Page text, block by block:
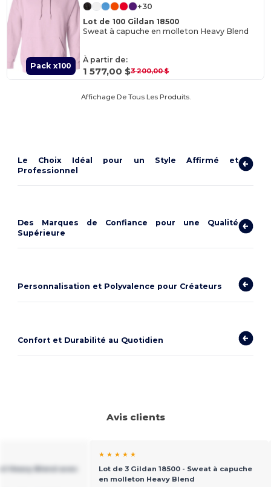
Pack x100
+30
Lot de 100 Gildan 18500
Sweat à capuche en molleton Heavy Blend
À partir de:
1 577,00 $3 200,00 $
Affichage De Tous Les Produits.
Le Choix Idéal pour un Style Affirmé et
Professionnel
Des Marques de Confiance pour une Qualité
Supérieure
Personnalisation et Polyvalence pour Créateurs
Confort et Durabilité au Quotidien
Avis clients
Heavy Blend avec
★ ★ ★ ★ ★
Lot de 3 Gildan 18500 - Sweat à capuche
en molleton Heavy Blend